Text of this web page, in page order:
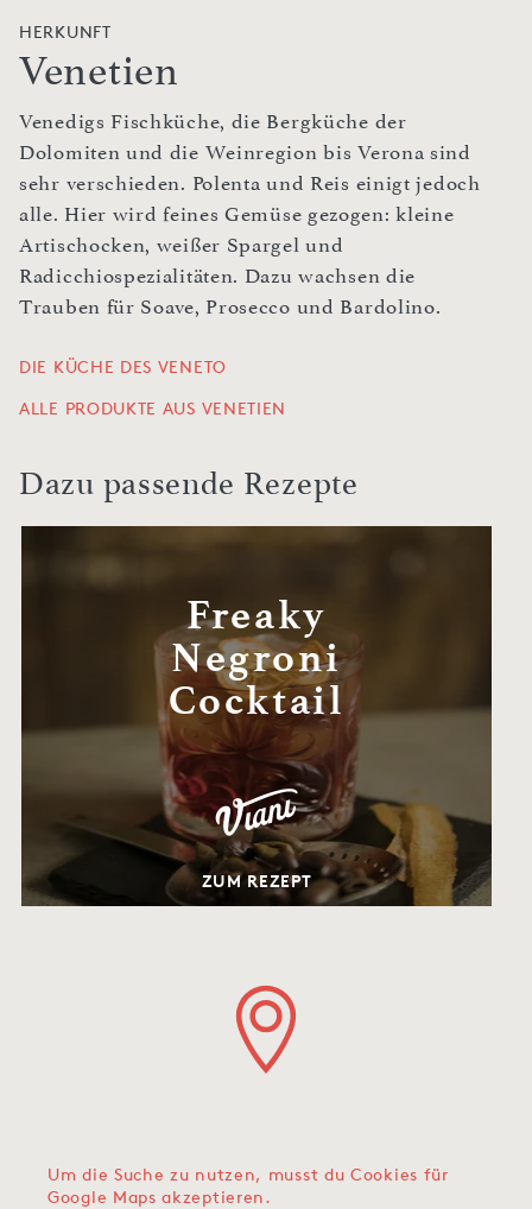
HERKUNFT
Venetien
Venedigs Fischküche, die Bergküche der
Dolomiten und die Weinregion bis Verona sind
sehr verschieden. Polenta und Reis einigt jedoch
alle. Hier wird feines Gemüse gezogen: kleine
Artischocken, weißer Spargel und
Radicchiospezialitäten. Dazu wachsen die
Trauben für Soave, Prosecco und Bardolino.
DIE KÜCHE DES VENETO
ALLE PRODUKTE AUS VENETIEN
Dazu passende Rezepte
Freaky
Negroni
Cocktail
ZUM REZEPT
Um die Suche zu nutzen, musst du Cookies für
Google Maps akzeptieren.